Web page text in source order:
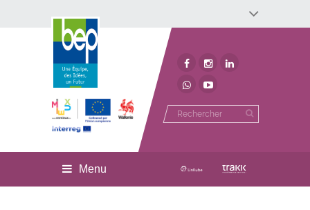
Développement économique
Développement territorial
Menu